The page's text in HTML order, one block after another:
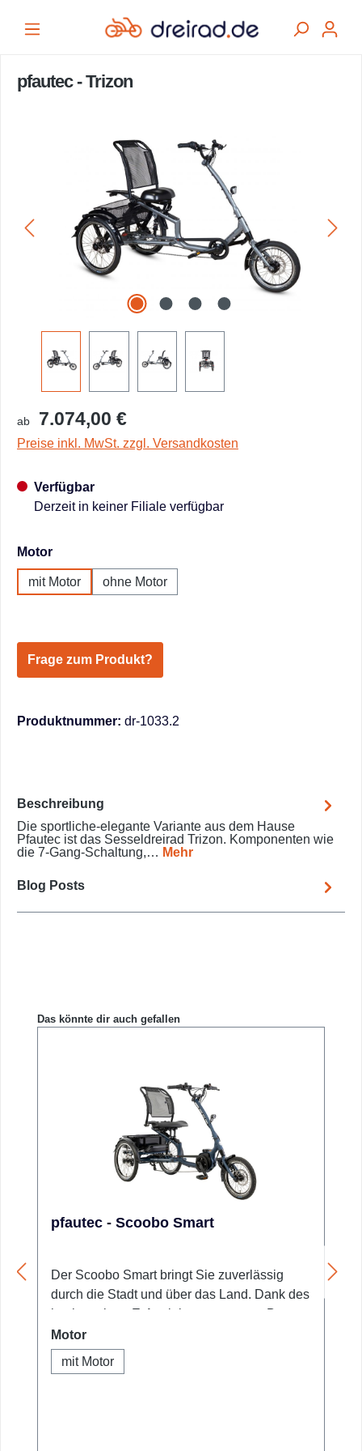
pfautec - Trizon
Bildergalerie überspringen
ab 7.074,00 €
Preise inkl. MwSt. zzgl. Versandkosten
Verfügbar
Derzeit in keiner Filiale verfügbar
Motorauswählen
mit Motor ohne Motor
Frage zum Produkt?
Produktnummer: dr-1033.2
Beschreibung
Die sportliche-elegante Variante aus dem Hause
Pfautec ist das Sesseldreirad Trizon. Komponenten wie
die 7-Gang-Schaltung,… Mehr
Blog Posts
Produktgalerie überspringen
Das könnte dir auch gefallen
pfautec - Scoobo Smart
Der Scoobo Smart bringt Sie zuverlässig
durch die Stadt und über das Land. Dank des
hochwertigen E-Antriebssystems von Bosch
(Active-Line-Plus) und des leistungsfähigen
Akkus ist dieses Dreirad der ideale Begleiter
für ausgedehnte Touren, auch weit über die
Motorauswählen
mit Motor